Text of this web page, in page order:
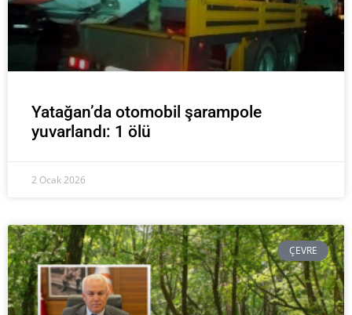
Yatağan’da otomobil şarampole
yuvarlandı: 1 ölü
2 Ocak 2026
ÇEVRE